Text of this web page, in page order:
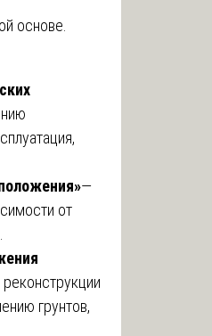
основе.
—
от
грунтов,